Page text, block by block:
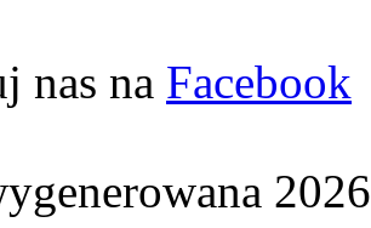
nas na Facebook